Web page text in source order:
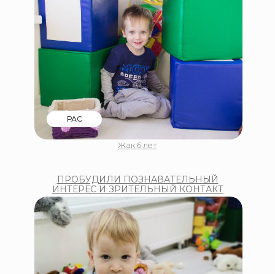
ПРОБУДИЛИ ПОЗНАВАТЕЛЬНЫЙ
ИНТЕРЕС И ЗРИТЕЛЬНЫЙ КОНТАКТ
Жак 6 лет
РАС